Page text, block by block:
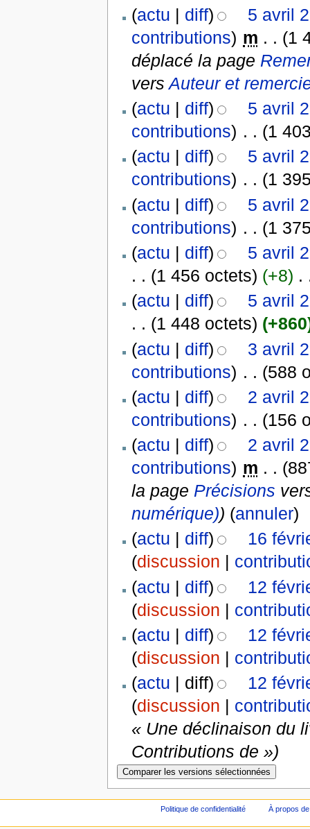
(actu | diff)
5 avril
contributions) m . . (1
déplacé la page
versAuteur et
(actu | diff)
5 avril
contributions) . . (1
(actu | diff)
5 avril
contributions) . . (1
(actu | diff)
5 avril
contributions) . . (1
(actu | diff)
5 avril
. . (1 456 octets) (+8) .
(actu | diff)
5 avril
. . (1 448 octets)
(actu | diff)
3 avril
contributions) . . (588
(actu | diff)
2 avril
contributions) . . (156
(actu | diff)
2 avril
contributions) m . .
la page Précisions
numérique)) (annuler)
(actu | diff)
16
(discussion |
(actu | diff)
12
(discussion |
(actu | diff)
12
(discussion |
(actu | diff)
12
(discussion |
« Une déclinaison du
Contributions de »)
Politique de confidentialité À propos